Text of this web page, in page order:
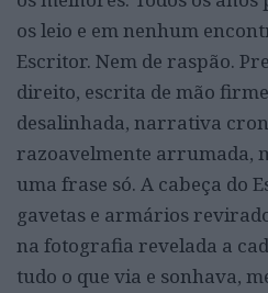
os leio e em nenhum
Escritor. Nem de raspão.
direito, escrita de mão
desalinhada, narrativa
razoavelmente arrumada,
uma frase só. A cabeça do
gavetas e armários
na fotografia revelada a
tudo o que via e sonhava,